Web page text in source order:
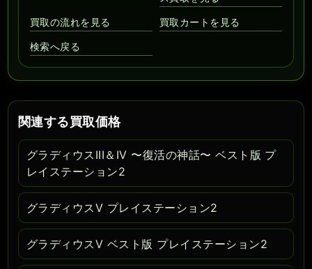
買取の流れを見る 買取カートを見る
検索へ戻る
関連する買取価格
グラディウスIII＆IV 〜復活の神話〜 ベスト版 プ
レイステーション2
グラディウスV プレイステーション2
グラディウスV ベスト版 プレイステーション2